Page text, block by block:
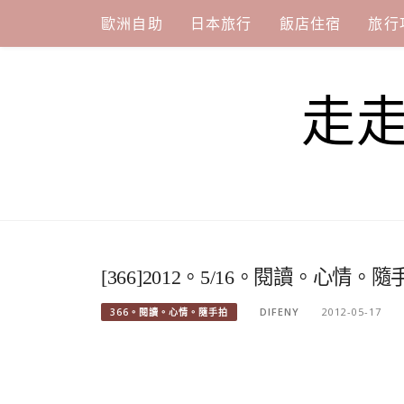
content
歐洲自助 日本旅行 飯店住宿 旅行
走
[366]2012。5/16。閱讀。心情。隨
366。閱讀。心情。隨手拍 DIFENY 2012-05-17